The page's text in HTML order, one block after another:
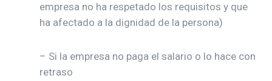
empresa no ha respetado los requisitos y que
ha afectado a la dignidad de la persona)
– Si la empresa no paga el salario o lo hace con
retraso